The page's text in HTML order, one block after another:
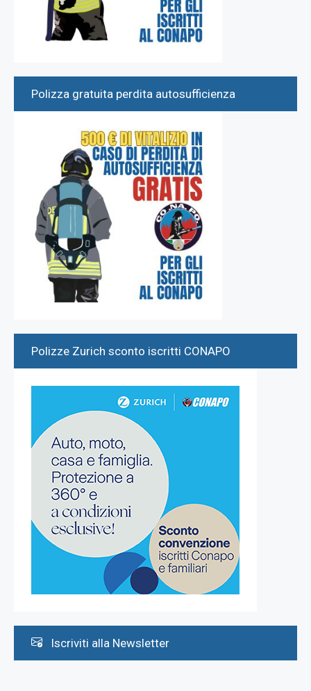
Polizza gratuita perdita autosufficienza
Polizze Zurich sconto iscritti CONAPO
Iscriviti alla Newsletter